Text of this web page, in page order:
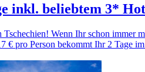
inkl. beliebtem 3*
Tschechien! Wenn Ihr schon immer
€ pro Person bekommt Ihr 2 Tage